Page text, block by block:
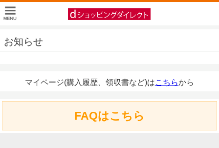
お知らせ
マイページ(購入履歴、領収書など)はこちらから
FAQはこちら